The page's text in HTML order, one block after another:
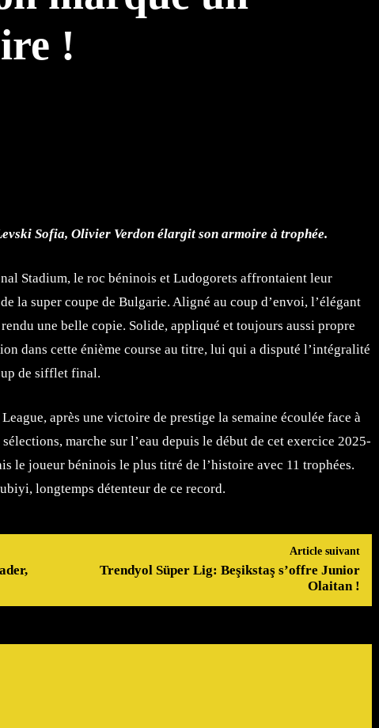
!
Sofia, Olivier Verdon élargit son armoire à trophée.
Stadium, le roc béninois et Ludogorets affrontaient leur
la super coupe de Bulgarie. Aligné au coup d’envoi, l’élégant
une belle copie. Solide, appliqué et toujours aussi propre
dans cette énième course au titre, lui qui a disputé l’intégralité
de sifflet final.
après une victoire de prestige la semaine écoulée face à
marche sur l’eau depuis le début de cet exercice 2025-
le joueur béninois le plus titré de l’histoire avec 11 trophées.
longtemps détenteur de ce record.
Article suivant
Trendyol Süper Lig: Beşikstaş s’offre Junior
Olaitan !